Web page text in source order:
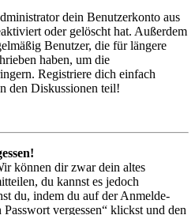
dein Benutzerkonto aus
oder gelöscht hat. Außerdem
Benutzer, die für längere
haben, um die
Registriere dich einfach
den Diskussionen teil!
können dir zwar dein altes
du kannst es jedoch
du, indem du auf der Anmelde-
vergessen“ klickst und den